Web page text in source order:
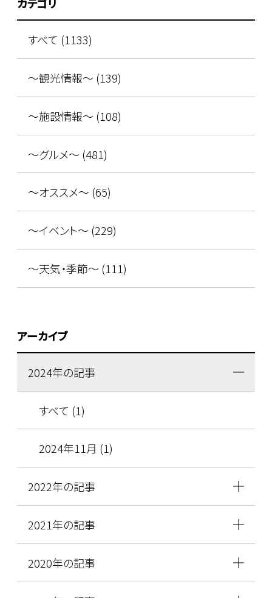
すべて (1133)
～観光情報～ (139)
～施設情報～ (108)
～グルメ～ (481)
～オススメ～ (65)
～イベント～ (229)
～天気・季節～ (111)
アーカイブ
2024年の記事
すべて (1)
2024年11月 (1)
2022年の記事
2021年の記事
2020年の記事